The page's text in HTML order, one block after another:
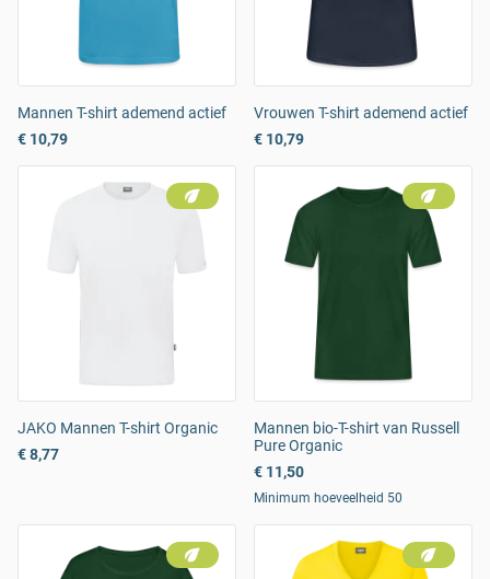
Mannen T-shirt ademend actief
€ 10,79
Vrouwen T-shirt ademend actief
€ 10,79
JAKO Mannen T-shirt Organic
€ 8,77
Mannen bio-T-shirt van Russell
Pure Organic
€ 11,50
Minimum hoeveelheid 50